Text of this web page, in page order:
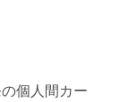
個人間カー